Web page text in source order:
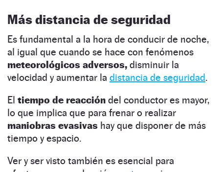
Más distancia de seguridad
Es fundamental a la hora de conducir de noche,
al igual que cuando se hace con fenómenos
meteorológicos adversos, disminuir la
velocidad y aumentar la distancia de seguridad.
El tiempo de reacción del conductor es mayor,
lo que implica que para frenar o realizar
maniobras evasivas hay que disponer de más
tiempo y espacio.
Ver y ser visto también es esencial para